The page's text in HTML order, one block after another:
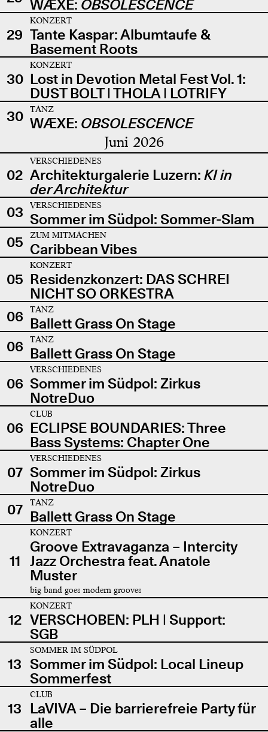
WÆXE: OBSOLESCENCE
29
KONZERT
Tante Kaspar: Albumtaufe &
Basement Roots
30
KONZERT
Lost in Devotion Metal Fest Vol. 1:
DUST BOLT | THOLA | LOTRIFY
30
TANZ
WÆXE: OBSOLESCENCE
Juni 2026
02
VERSCHIEDENES
Architekturgalerie Luzern: KI in
der Architektur
03
VERSCHIEDENES
Sommer im Südpol: Sommer-Slam
05
ZUM MITMACHEN
Caribbean Vibes
05
KONZERT
Residenzkonzert: DAS SCHREI
NICHT SO ORKESTRA
06
TANZ
Ballett Grass On Stage
06
TANZ
Ballett Grass On Stage
06
VERSCHIEDENES
Sommer im Südpol: Zirkus
NotreDuo
06
CLUB
ECLIPSE BOUNDARIES: Three
Bass Systems: Chapter One
07
VERSCHIEDENES
Sommer im Südpol: Zirkus
NotreDuo
07
TANZ
Ballett Grass On Stage
11
KONZERT
Groove Extravaganza – Intercity
Jazz Orchestra feat. Anatole
Muster
big band goes modern grooves
12
KONZERT
VERSCHOBEN: PLH | Support:
SGB
13
SOMMER IM SÜDPOL
Sommer im Südpol: Local Lineup
Sommerfest
13
CLUB
LaVIVA – Die barrierefreie Party für
alle